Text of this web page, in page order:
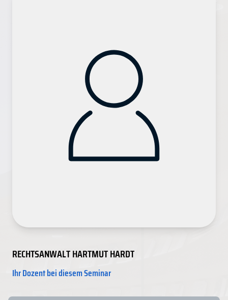
RECHTSANWALT HARTMUT HARDT
Ihr Dozent bei diesem Seminar